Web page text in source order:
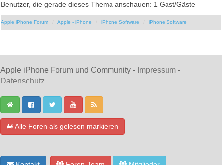
Benutzer, die gerade dieses Thema anschauen: 1 Gast/Gäste
Apple iPhone Forum Apple - iPhone iPhone Software iPhone Software
Apple iPhone Forum und Community - Impressum -
Datenschutz
Alle Foren als gelesen markieren